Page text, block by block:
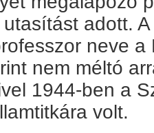
adott.
neve a
nem méltó
1944-ben a
volt.